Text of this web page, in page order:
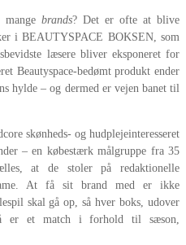
brands? Det er ofte at blive
i BEAUTYSPACE BOKSEN, som
læsere bliver eksponeret for
Beautyspace-bedømt produkt ender
hylde – og dermed er vejen banet til
skønheds- og hudplejeinteresseret
– en købestærk målgruppe fra 35
at de stoler på redaktionelle
At få sit brand med er ikke
skal gå op, så hver boks, udover
er et match i forhold til sæson,